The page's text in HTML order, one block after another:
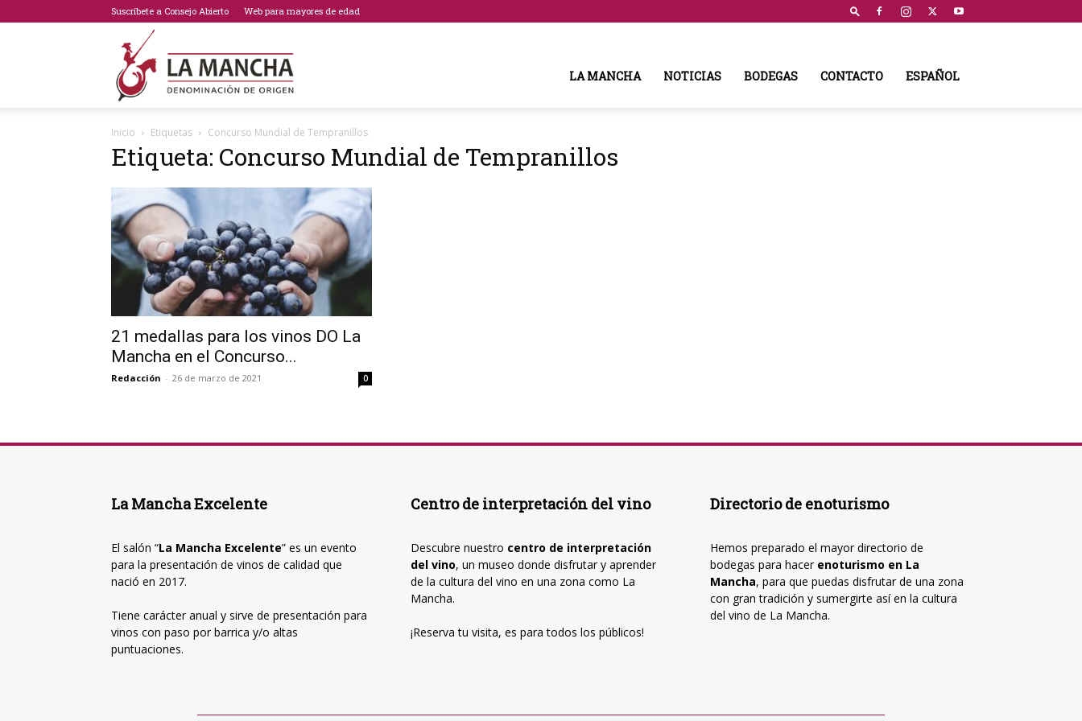
Suscríbete a Consejo Abierto Web para mayores de edad
de
Mancha
LA MANCHA NOTICIAS BODEGAS CONTACTO ESPAÑOL
Inicio Etiquetas Concurso Mundial de Tempranillos
Etiqueta: Concurso Mundial de Tempranillos
21 medallas para los vinos DO La
Mancha en el Concurso...
Redacción - 26 de marzo de 2021 0
La Mancha Excelente
El salón “La Mancha Excelente” es un evento
para la presentación de vinos de calidad que
nació en 2017.
Tiene carácter anual y sirve de presentación para
vinos con paso por barrica y/o altas
puntuaciones.
Centro de interpretación del vino
Descubre nuestro centro de interpretación
del vino, un museo donde disfrutar y aprender
de la cultura del vino en una zona como La
Mancha.
¡Reserva tu visita, es para todos los públicos!
Directorio de enoturismo
Hemos preparado el mayor directorio de
bodegas para hacer enoturismo en La
Mancha, para que puedas disfrutar de una zona
con gran tradición y sumergirte así en la cultura
del vino de La Mancha.